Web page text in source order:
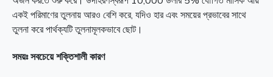
একই পরিমাণের তুলনায় আরও বেশি করে, যদিও হার এবং সময়ের প্রভাবের সাথে
তুলনা করে পার্থক্যটি তুলনামূলকভাবে ছোট।
সময়ঃ সবচেয়ে শক্তিশালী কারণ